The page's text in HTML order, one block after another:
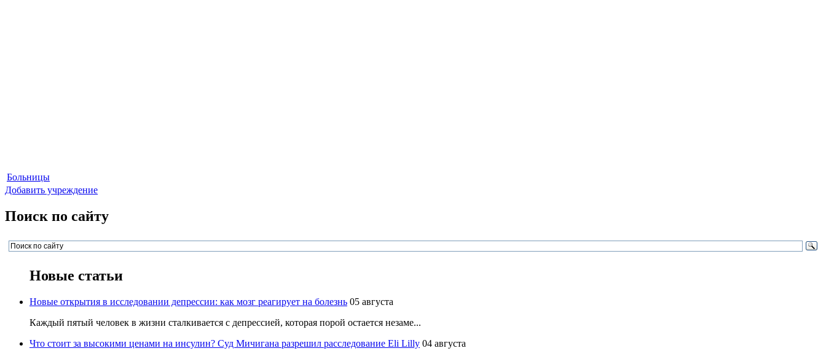
Больницы
Добавить учреждение
Поиск по сайту
Новые статьи
Новые открытия в исследовании депрессии: как мозг реагирует на болезнь 05 августа
Каждый пятый человек в жизни сталкивается с депрессией, которая порой остается незаме...
Что стоит за высокими ценами на инсулин? Суд Мичигана разрешил расследование Eli Lilly 04 августа